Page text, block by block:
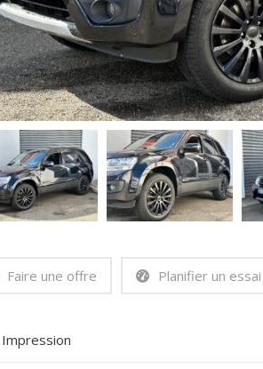
Faire une offre Planifier un
Impression